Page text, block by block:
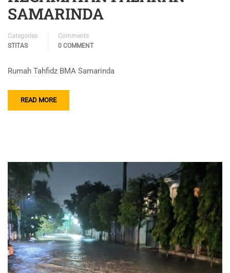
SAMARINDA
Categories
STITAS
Comments
0 COMMENT
Rumah Tahfidz BMA Samarinda
READ MORE